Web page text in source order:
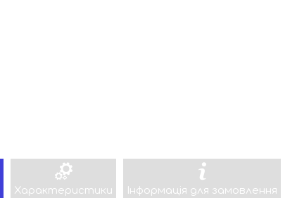
Характеристики Інформація для замовлення